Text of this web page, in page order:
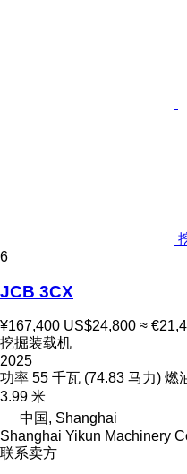
6
JCB 3CX
¥167,400 US$24,800 ≈
挖掘装载机
2025
功率 55 千瓦 (74.83 马力) 燃
3.99 米
中国, Shanghai
Shanghai Yikun Machinery
联系卖方